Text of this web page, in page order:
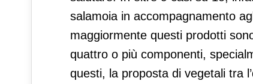
salamoia in accompagnamento
maggiormente questi prodotti
quattro o più componenti,
questi, la proposta di vegetali tra